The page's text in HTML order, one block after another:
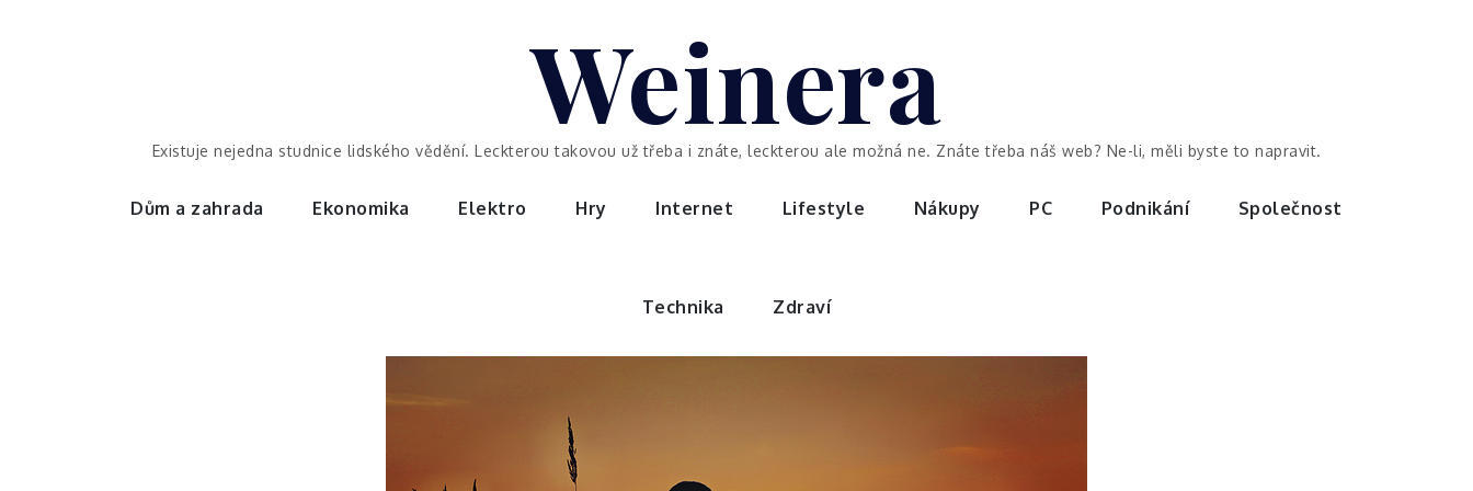
Weinera
Existuje nejedna studnice lidského vědění. Leckterou takovou už třeba i znáte, leckterou ale možná ne. Znáte třeba náš web? Ne-li, měli byste to napravit.
Dům a zahrada Ekonomika Elektro Hry Internet Lifestyle Nákupy PC Podnikání Společnost
Technika Zdraví